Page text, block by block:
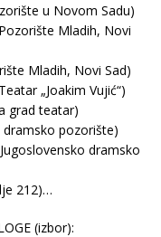
u Novom Sadu)
Mladih, Novi
Mladih, Novi Sad)
„Joakim Vujić“)
grad teatar)
dramsko pozorište)
dramsko
212)…
(izbor):